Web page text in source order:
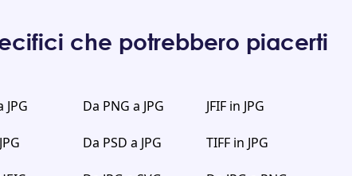
che potrebbero piacerti
JPG Da PNG a JPG JFIF in JPG
Da PSD a JPG TIFF in JPG